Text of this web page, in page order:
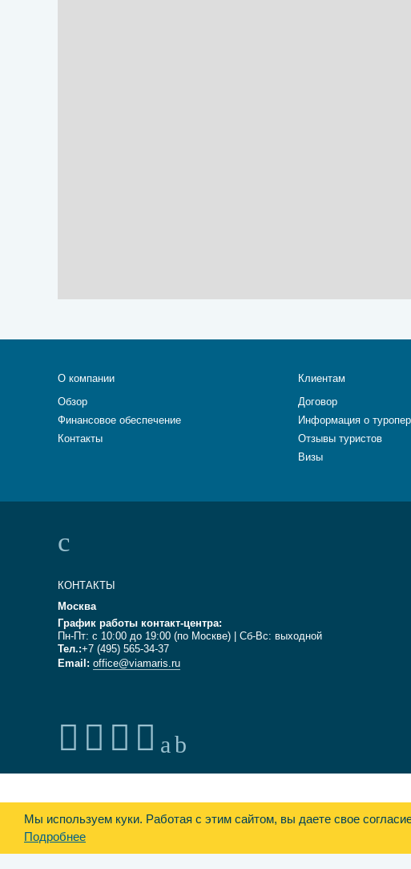
О компании
Обзор
Финансовое обеспечение
Контакты
Клиентам
Договор
Информация о
Отзывы туристов
Визы
КОНТАКТЫ
Москва
График работы контакт-центра:
Пн-Пт: с 10:00 до 19:00 (по Москве) | Сб-Вс: выходной
Тел.:+7 (495) 565-34-37
Email: office@viamaris.ru
Мы используем куки. Работая с этим сайтом, вы даете свое
Подробнее